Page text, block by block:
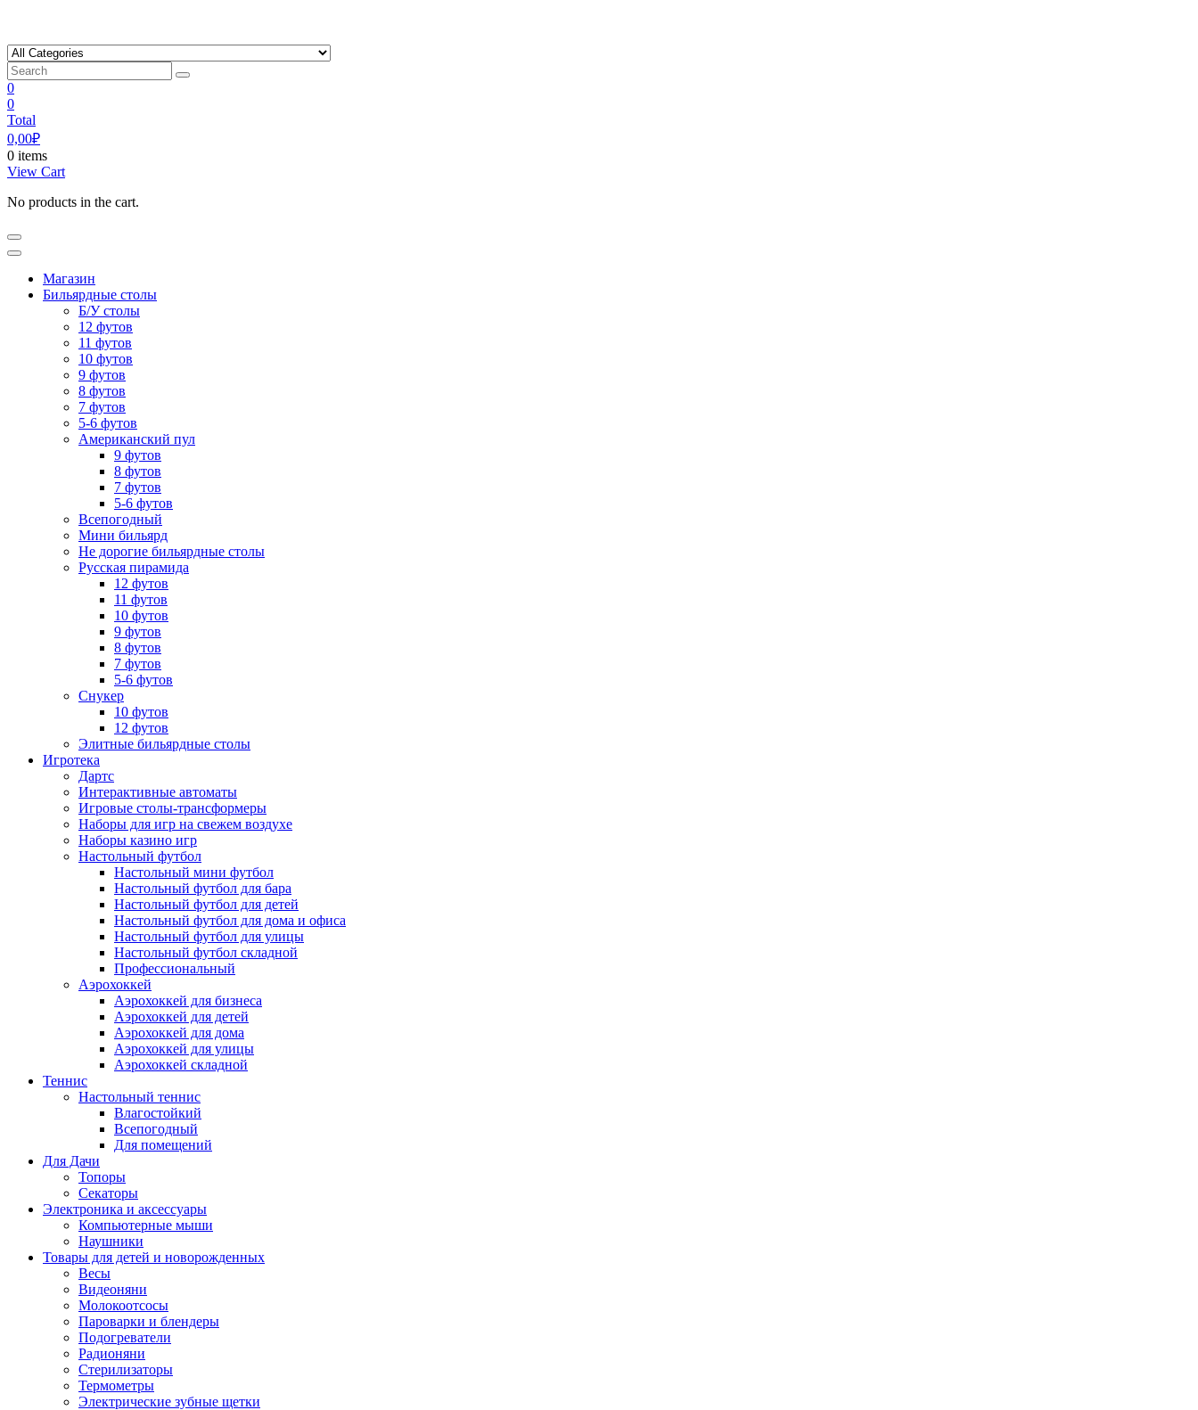
content
0
0
Total
0,00₽
0 items
View Cart
No products in the cart.
Магазин
Бильярдные столы
Б/У столы
12 футов
11 футов
10 футов
9 футов
8 футов
7 футов
5-6 футов
Американский пул
9 футов
8 футов
7 футов
5-6 футов
Всепогодный
Мини бильярд
Не дорогие бильярдные столы
Русская пирамида
12 футов
11 футов
10 футов
9 футов
8 футов
7 футов
5-6 футов
Снукер
10 футов
12 футов
Элитные бильярдные столы
Игротека
Дартс
Интерактивные автоматы
Игровые столы-трансформеры
Наборы для игр на свежем воздухе
Наборы казино игр
Настольный футбол
Настольный мини футбол
Настольный футбол для бара
Настольный футбол для детей
Настольный футбол для дома и офиса
Настольный футбол для улицы
Настольный футбол складной
Профессиональный
Аэрохоккей
Аэрохоккей для бизнеса
Аэрохоккей для детей
Аэрохоккей для дома
Аэрохоккей для улицы
Аэрохоккей складной
Теннис
Настольный теннис
Влагостойкий
Всепогодный
Для помещений
Для Дачи
Топоры
Секаторы
Электроника и аксессуары
Компьютерные мыши
Наушники
Товары для детей и новорожденных
Весы
Видеоняни
Молокоотсосы
Пароварки и блендеры
Подогреватели
Радионяни
Стерилизаторы
Термометры
Электрические зубные щетки